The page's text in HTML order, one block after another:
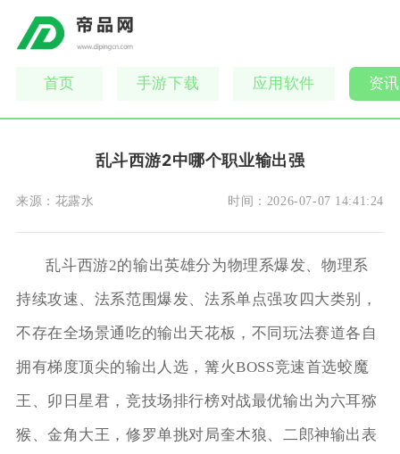
首页 手游下载 应用软件 资
乱斗西游2中哪个职业输出强
来源： 花露水 时间： 2026-07-07 14:41:24
乱斗西游2的输出英雄分为物理系爆发、物理系
持续攻速、法系范围爆发、法系单点强攻四大类别，
不存在全场景通吃的输出天花板，不同玩法赛道各自
拥有梯度顶尖的输出人选，篝火BOSS竞速首选蛟魔
王、卯日星君，竞技场排行榜对战最优输出为六耳猕
猴、金角大王，修罗单挑对局奎木狼、二郎神输出表